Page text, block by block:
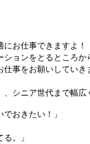
お仕事できますよ！
ョンをとるところか
事をお願いしていき
シニア世代まで幅広
おきたい！」
。」